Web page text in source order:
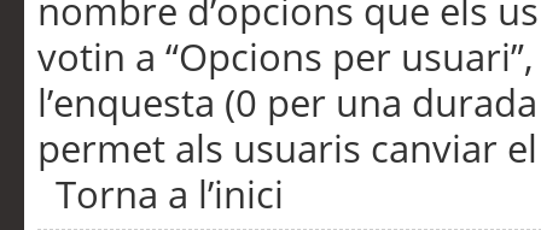
nombre d’opcions que els
votin a “Opcions per
l’enquesta (0 per una
permet als usuaris canviar
Torna a l’inici